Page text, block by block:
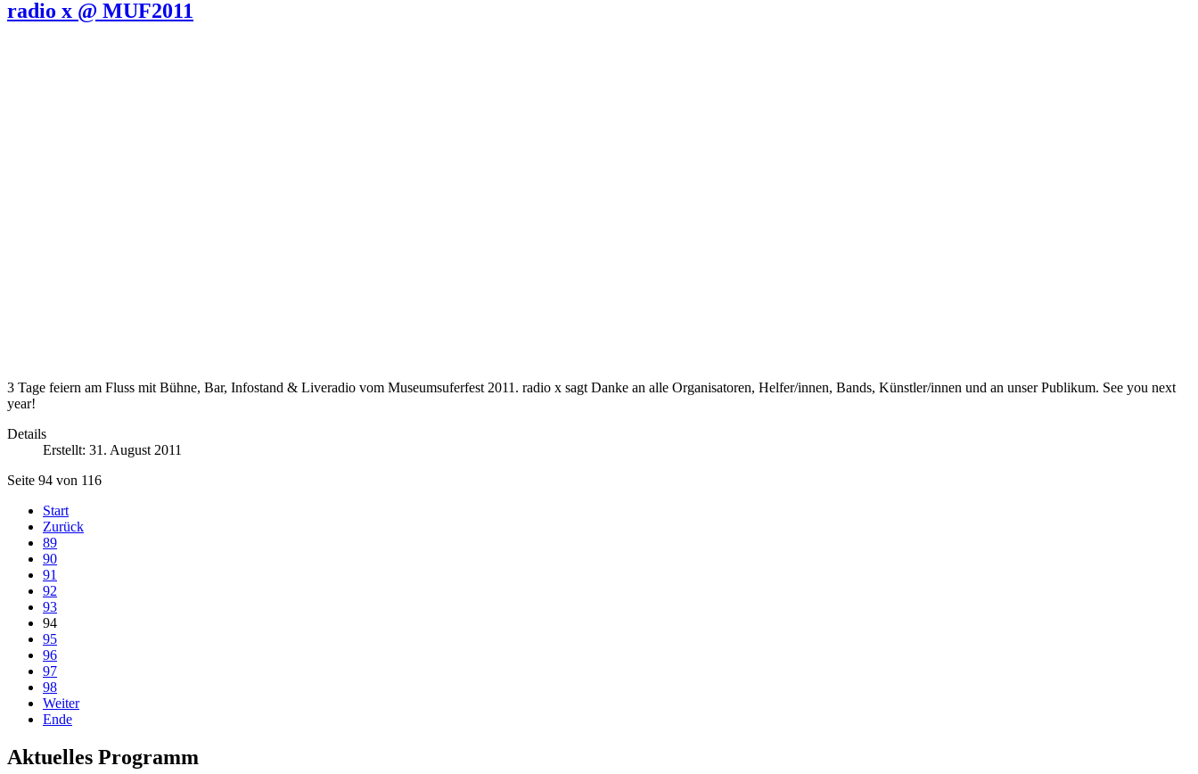
radio x @ MUF2011
3 Tage feiern am Fluss mit Bühne, Bar, Infostand & Liveradio vom Museumsuferfest 2011. radio x sagt Danke an alle Organisatoren, Helfer/innen, Bands, Künstler/innen und an unser Publikum. See you next
year!
Details
Erstellt: 31. August 2011
Seite 94 von 116
Start
Zurück
89
90
91
92
93
94
95
96
97
98
Weiter
Ende
Aktuelles Programm